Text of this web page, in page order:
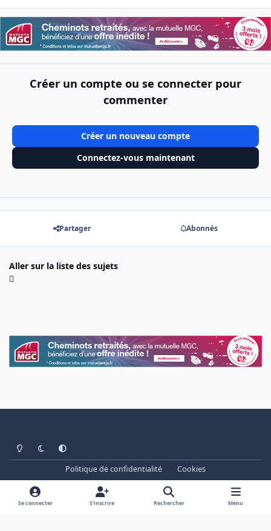
Créer un compte ou se connecter pour
commenter
Créer un nouveau compte
Connectez-vous maintenant
Partager Abonnés
Aller sur la liste des sujets
Light ModeDark ModeSystem Preference
Politique de confidentialité
Cookies
www.cheminots.net - Forum Libre depuis 2003
Powered by
Invision Community
Se connecter S’inscrire Rechercher Menu